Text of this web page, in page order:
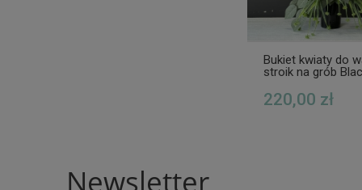
Bukiet kwiaty do
stroik na grób
220,00 zł
Newsletter